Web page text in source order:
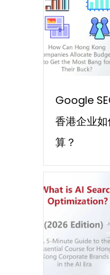
Google
香港企业
算？